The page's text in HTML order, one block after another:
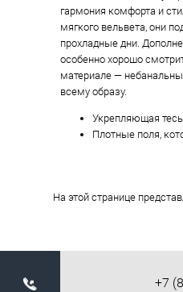
гармония комфорта и
мягкого вельвета, они
прохладные дни.
особенно хорошо
материале —
всему образу.
Укрепляющая
Плотные поля,
На этой странице
+7